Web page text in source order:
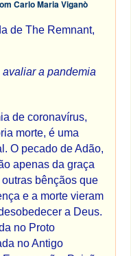
Carlo Maria Viganò
de The Remnant,
a pandemia
de coronavírus,
morte, é uma
O pecado de Adão,
apenas da graça
bênçãos que
e a morte vieram
a Deus.
no Proto
no Antigo